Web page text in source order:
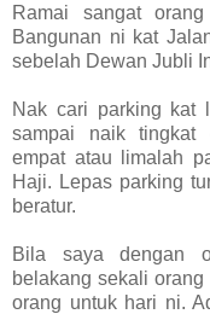
Ramai sangat
Bangunan ni kat
sebelah Dewan Jubli
Nak cari parking kat
sampai naik tingkat
empat atau limalah
Haji. Lepas parking
beratur.
Bila saya dengan
belakang sekali
orang untuk hari ni.